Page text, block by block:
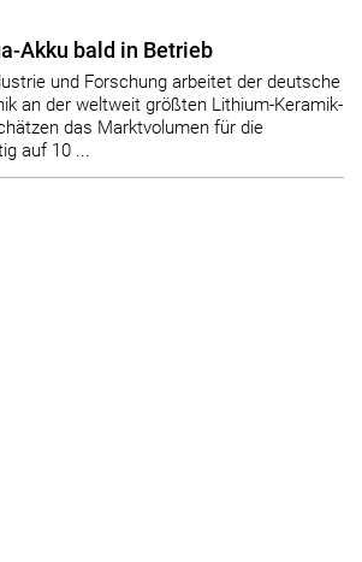
Akku bald in Betrieb
und Forschung arbeitet der deutsche
an der weltweit größten Lithium-Keramik-
das Marktvolumen für die
auf 10 ...